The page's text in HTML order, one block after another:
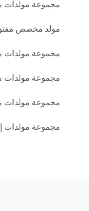
مجموعة مولدات
مولد مخصص مفتوح الإطار
مجموعة مولدات
مجموعة مولدات
مجموعة مولدات
مجموعة مولدات